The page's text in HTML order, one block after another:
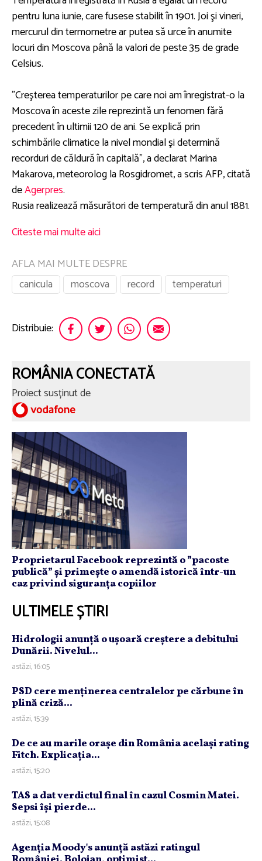
pentru luna iunie, care fusese stabilit în 1901. Joi şi vineri,
mercurul din termometre ar putea să urce în anumite
locuri din Moscova până la valori de peste 35 de grade
Celsius.
"Creşterea temperaturilor pe care noi am înregistrat-o la
Moscova în aceste zile reprezintă un fenomen fără
precedent în ultimii 120 de ani. Se explică prin
schimbările climatice la nivel mondial şi determină
recorduri de căldură în capitală", a declarat Marina
Makarova, meteorolog la Rosgidromet, a scris AFP, citată
deAgerpres.
Rusia realizează măsurători de temperatură din anul 1881.
Citeste mai multe aici
AFLA MAI MULTE DESPRE
canicula
moscova record temperaturi
Distribuie:
ROMÂNIA CONECTATĂ
Proiect susținut de
Proprietarul Facebook reprezintă o ”pacoste
publică” și primește o amendă istorică într-un
caz privind siguranța copiilor
ULTIMELE ȘTIRI
Hidrologii anunţă o uşoară creştere a debitului
Dunării. Nivelul...
astăzi, 16:05
PSD cere menţinerea centralelor pe cărbune în
plină criză...
astăzi, 15:39
De ce au marile oraşe din România acelaşi rating
Fitch. Explicaţia...
astăzi, 15:20
TAS a dat verdictul final în cazul Cosmin Matei.
Sepsi îşi pierde...
astăzi, 15:08
Agenţia Moody's anunţă astăzi ratingul